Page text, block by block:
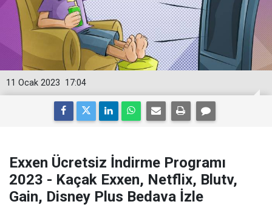
17:04
11 Ocak 2023
Exxen Ücretsiz İndirme Programı
2023 - Kaçak Exxen, Netflix, Blutv,
Gain, Disney Plus Bedava İzle